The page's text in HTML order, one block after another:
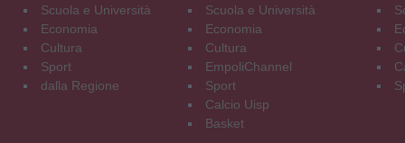
Scuola e Università
Economia
Cultura
Sport
dalla Regione
Scuola e Università
Economia
Cultura
EmpoliChannel
Sport
Calcio Uisp
Basket